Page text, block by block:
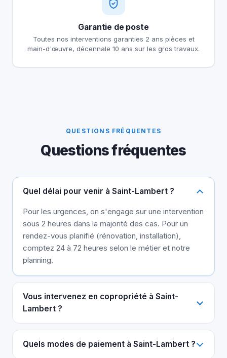
Garantie de poste
Toutes nos interventions garanties 2 ans pièces et
main-d'œuvre, décennale 10 ans sur les gros travaux.
QUESTIONS FRÉQUENTES
Questions fréquentes
Quel délai pour venir à Saint-Lambert ?
Pour les urgences, on s'engage sur une intervention
sous 2 heures dans la majorité des cas. Pour un
rendez-vous planifié (rénovation, installation),
comptez 24 à 72 heures selon le métier et notre
planning.
Vous intervenez en copropriété à Saint-
Lambert ?
Quels modes de paiement à Saint-Lambert ?